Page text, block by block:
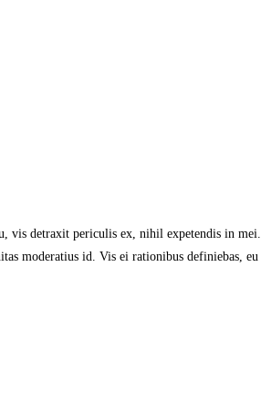
vis detraxit periculis ex, nihil expetendis in
moderatius id. Vis ei rationibus definiebas,